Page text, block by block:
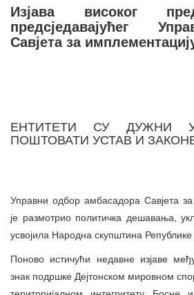
Изјава високог
предсједавајућег
Савјета за
ЕНТИТЕТИ СУ ДУЖНИ
ПОШТОВАТИ УСТАВ И
Управни одбор амбасадора Савјета
је размотрио политичка дешавања,
усвојила Народна скупштина
Поново истичући недавне изјаве
знак подршке Дејтонском мировном